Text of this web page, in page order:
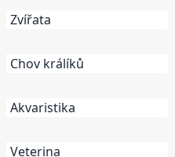
Zvířata
Chov králíků
Akvaristika
Veterina